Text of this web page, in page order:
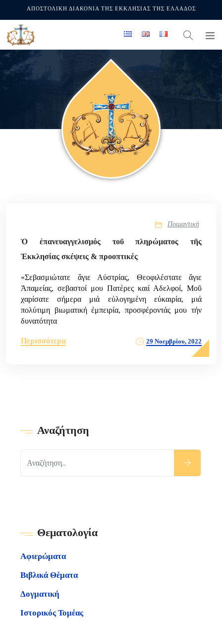
ΑΠΟΣΤΟΛΙΚΗ ΔΙΑΚΟΝΙΑ ΤΗΣ ΕΚΚΛΗΣΙΑΣ ΤΗΣ ΕΛΛΑΔΟΣ
Ποιμαντική
Ὁ ἐπανευαγγελισμός τοῦ πληρώματος τῆς
Ἐκκλησίας σκέψεις & προοπτικές
«Σεβασμιώτατε ἅγιε Αὐστρίας, Θεοφιλέστατε ἅγιε
Ἀπαμείας, σεβαστοί μου Πατέρες καιί Αδελφοί, Μοῦ
χαρίσατε σήμερα μιά εὐλογημένη εὐκαιρία, μιά
πολύτιμη βιωματική ἐμπειρία, προσφέροντάς μου τήν
δυνατότητα
Περισσότερα 29 Νοεμβρίου, 2022
Αναζήτηση
Θεματολογία
Αφιερώματα
Βιβλικά Θέματα
Δογματική
Ιστορικός Τομέας